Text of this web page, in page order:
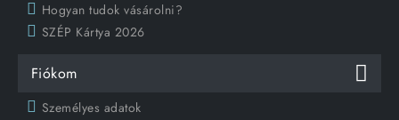
Hogyan tudok vásárolni?
SZÉP Kártya 2026
Fiókom
Személyes adatok